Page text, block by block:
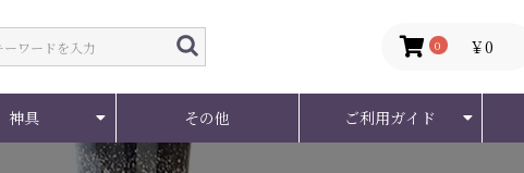
0 ￥0
神具 その他 ご利用ガイド